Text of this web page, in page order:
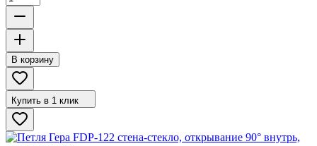
В корзину
Купить в 1 клик